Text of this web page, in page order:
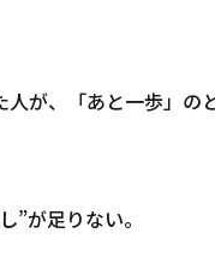
が、「あと一歩」の
”が足りない。